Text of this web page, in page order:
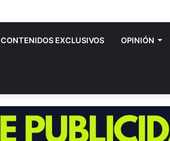
CONTENIDOS EXCLUSIVOS OPINIÓN